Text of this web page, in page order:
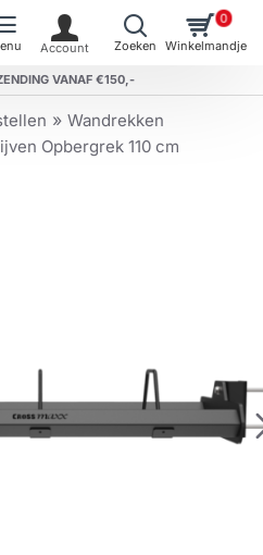
VANAF €150,-
0
Wandrekken
Opbergrek 110 cm